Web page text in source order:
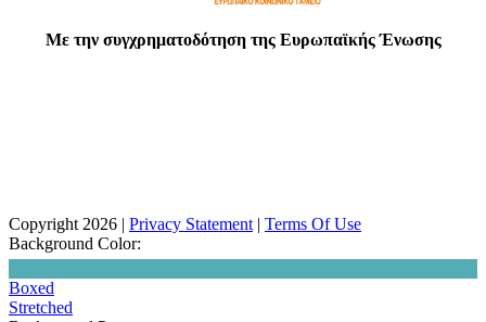
Με την συγχρηματοδότηση της Ευρωπαϊκής Ένωσης
Copyright 2026 | Privacy Statement | Terms Of Use
Background Color:
Boxed
Stretched